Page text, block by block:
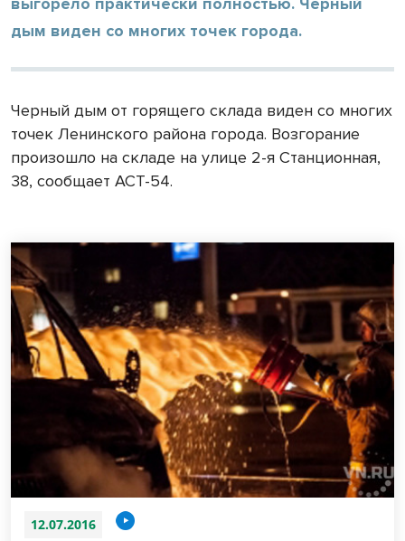
дым виден со многих точек города.
Черный дым от горящего склада виден со многих
точек Ленинского района города. Возгорание
произошло на складе на улице 2-я Станционная,
38, сообщает АСТ-54.
12.07.2016